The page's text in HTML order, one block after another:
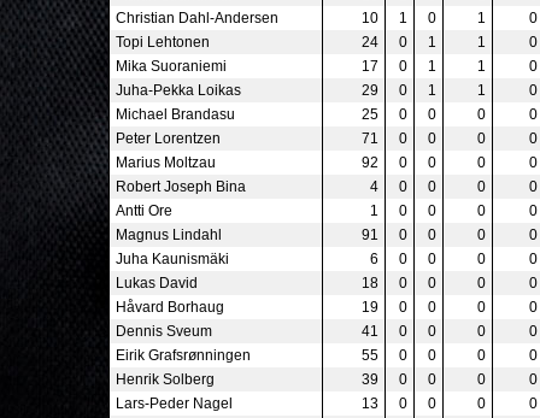
Christian Dahl-Andersen
10 1 0 1
0
Topi Lehtonen
24 0 1 1
0
Mika Suoraniemi
17 0 1 1
0
Juha-Pekka Loikas
29 0 1 1
0
Michael Brandasu
25 0 0 0
0
Peter Lorentzen
71 0 0 0
0
Marius Moltzau
92 0 0 0
0
Robert Joseph Bina
4 0 0 0
0
Antti Ore
1 0 0 0
0
Magnus Lindahl
91 0 0 0
0
Juha Kaunismäki
6 0 0 0
0
Lukas David
18 0 0 0
0
Håvard Borhaug
19 0 0 0
0
Dennis Sveum
41 0 0 0
0
Eirik Grafsrønningen
55 0 0 0
0
Henrik Solberg
39 0 0 0
0
Lars-Peder Nagel
13 0 0 0
0